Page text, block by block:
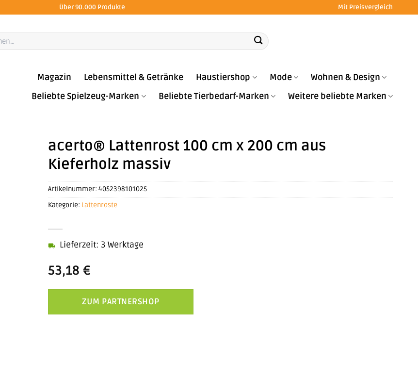
Über 90.000 Produkte Mit Preisvergleich
Magazin Lebensmittel & Getränke Haustiershop Mode
Wohnen & Design
Beliebte Spielzeug-Marken
Beliebte Tierbedarf-Marken Weitere beliebte Marken
acerto® Lattenrost 100 cm x 200 cm aus
Kieferholz massiv
53,18 €
Lieferzeit: 3 Werktage
ZUM PARTNERSHOP
Artikelnummer:4052398101025
Kategorie: Lattenroste